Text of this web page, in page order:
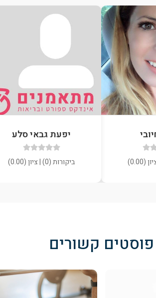
יפעת גבאי סלע
ביקורות (0) | ציון (0.00)
פוסטים קשורים